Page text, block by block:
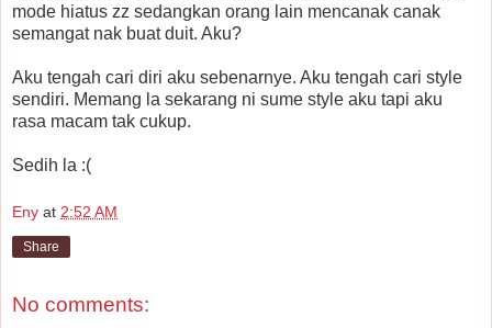
mode hiatus zz sedangkan orang lain mencanak canak
semangat nak buat duit. Aku?
Aku tengah cari diri aku sebenarnye. Aku tengah cari style
sendiri. Memang la sekarang ni sume style aku tapi aku
rasa macam tak cukup.
Sedih la :(
Eny at 2:52 AM
Share
No comments: